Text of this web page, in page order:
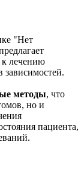
"Нет
к лечению
зависимостей.
методы, что
но и
пациента,